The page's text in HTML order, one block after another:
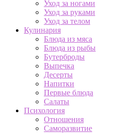
Уход за ногами
Уход за руками
Уход за телом
Кулинария
Блюда из мяса
Блюда из рыбы
Бутерброды
Выпечка
Десерты
Напитки
Первые блюда
Салаты
Психология
Отношения
Саморазвитие